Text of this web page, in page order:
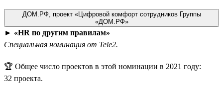
ДОМ.РФ, проект «Цифровой комфорт сотрудников Группы
«ДОМ.РФ»
► «HR по другим правилам»
Специальная номинация от Tele2.
🏆 Общее число проектов в этой номинации в 2021 году:
32 проекта.